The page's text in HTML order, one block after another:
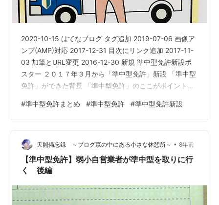
2020-10-15 はてなブログ タグ追加 2019-07-06 画像ア
ンプ(AMP)対応 2017-12-31 目次にリンク追加 2017-11-
03 加筆とURL変更 2016-12-30 新規 準中型免許新設ポ
スター ２０１７年３月から「準中型免許」新設 「準中型
免許」ができた背景 「準中型免許」のここがポイント！
得するには？ 旧免許との整合性 実際の乗り物比較 まと
め ◆出典、転記、参考、引用◆◇その他、著作権の定め
られた条件(範囲)での利用◇都道府県トラック協会(パン
フレット) www.amaterasu-takayuki.cl…
#準中型免許まとめ #準中型免許 #準中型免許新設
天照備忘録 ～ブログ森の中にある小さな休憩所～ • 8年前
【準中型免許】弱小自営業者が準中型を取りに行
く 後編